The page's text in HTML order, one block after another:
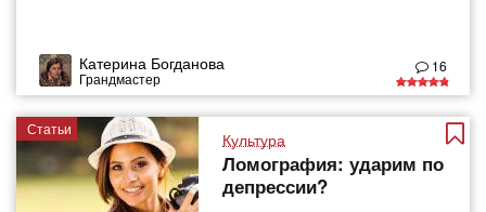
Катерина Богданова
Грандмастер
16
Статьи
Культура
Ломография: ударим по
депрессии?